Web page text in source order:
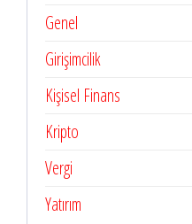
Genel
Girişimcilik
Kişisel Finans
Kripto
Vergi
Yatırım